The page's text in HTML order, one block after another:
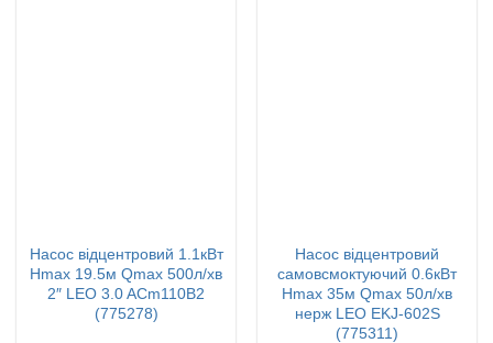
Насос відцентровий 1.1кВт
Hmax 19.5м Qmax 500л/хв
2″ LEO 3.0 ACm110B2
(775278)
Насос відцентровий
самовсмоктуючий 0.6кВт
Hmax 35м Qmax 50л/хв
нерж LEO EKJ-602S
(775311)